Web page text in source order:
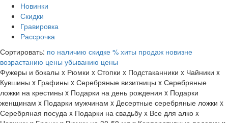
Новинки
Скидки
Гравировка
Рассрочка
Сортировать: по наличию скидке % хиты продаж новизне
возрастанию цены убыванию цены
Фужеры и бокалы x Рюмки x Стопки x Подстаканники x Чайники x
Кувшины x Графины x Серебряные визитницы x Серебряные
ложки на крестины x Подарки на день рождения x Подарки
женщинам x Подарки мужчинам x Десертные серебряные ложки x
Серебряная посуда x Подарки на свадьбу x Все для алко x